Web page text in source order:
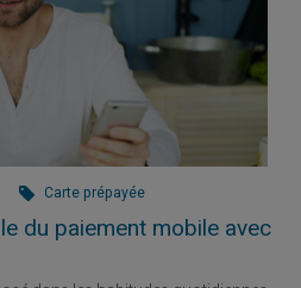
Carte prépayée
du paiement mobile avec